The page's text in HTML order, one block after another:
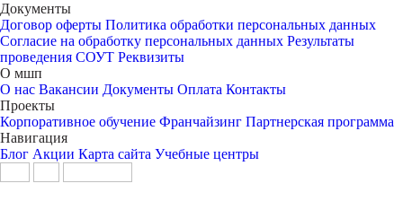
Документы
Договор оферты Политика обработки персональных данных
Согласие на обработку персональных данных Результаты
проведения СОУТ Реквизиты
О мшп
О нас Вакансии Документы Оплата Контакты
Проекты
Корпоративное обучение Франчайзинг Партнерская программа
Навигация
Блог Акции Карта сайта Учебные центры